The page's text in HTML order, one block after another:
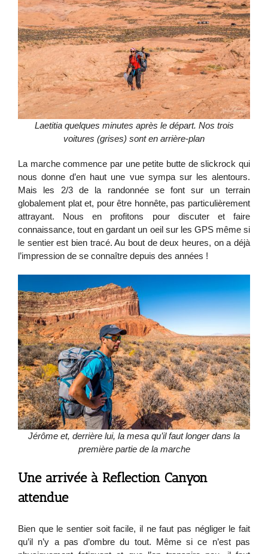
Laetitia quelques minutes après le départ. Nos trois
voitures (grises) sont en arrière-plan
La marche commence par une petite butte de slickrock qui
nous donne d’en haut une vue sympa sur les alentours.
Mais les 2/3 de la randonnée se font sur un terrain
globalement plat et, pour être honnête, pas particulièrement
attrayant. Nous en profitons pour discuter et faire
connaissance, tout en gardant un oeil sur les GPS même si
le sentier est bien tracé. Au bout de deux heures, on a déjà
l’impression de se connaître depuis des années !
Jérôme et, derrière lui, la mesa qu’il faut longer dans la
première partie de la marche
Une arrivée à Reflection Canyon
attendue
Bien que le sentier soit facile, il ne faut pas négliger le fait
qu’il n’y a pas d’ombre du tout. Même si ce n’est pas